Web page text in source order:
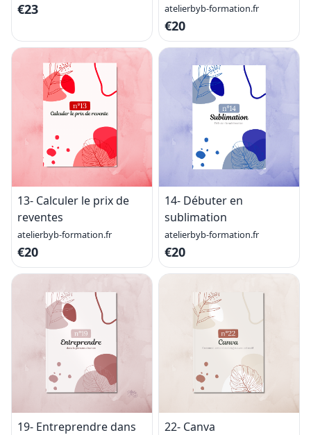
€23 atelierbyb-formation.fr
€20
13- Calculer le prix de
reventes
atelierbyb-formation.fr
€20
14- Débuter en
sublimation
atelierbyb-formation.fr
€20
19- Entreprendre dans
22- Canva